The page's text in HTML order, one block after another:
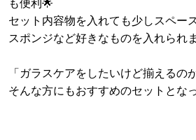
も便利🌟
セット内容物を入れても少しスペー
スポンジなど好きなものを入れられま
「ガラスケアをしたいけど揃えるの
そんな方にもおすすめのセットとな